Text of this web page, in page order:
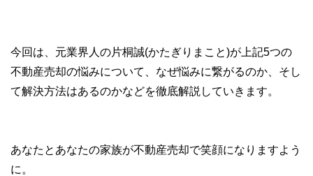
今回は、元業界人の片桐誠(かたぎりまこと)が上記5つの
不動産売却の悩みについて、なぜ悩みに繋がるのか、そし
て解決方法はあるのかなどを徹底解説していきます。
あなたとあなたの家族が不動産売却で笑顔になりますよう
に。